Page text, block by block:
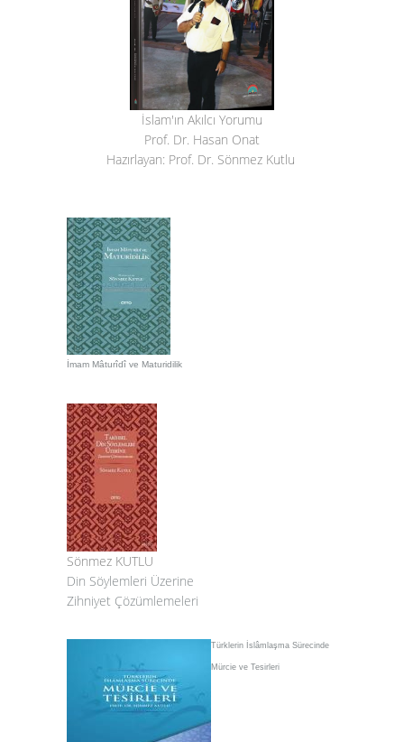
İslam'ın Akılcı Yorumu
Prof. Dr. Hasan Onat
Hazırlayan: Prof. Dr. Sönmez Kutlu
İmam Mâturîdî ve Maturidilik
Sönmez KUTLU
Din Söylemleri Üzerine
Zihniyet Çözümlemeleri
Türklerin İslâmlaşma Sürecinde
Mürcie ve Tesirleri